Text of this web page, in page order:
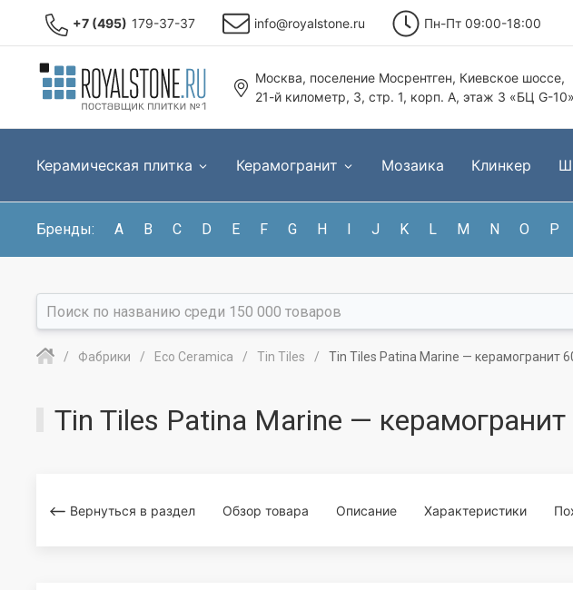
+7 (495) 179-37-37 info@royalstone.ru Пн-Пт 09:00-18:00
Москва, поселение Мосрентген, Киевское шоссе,
21-й километр, 3, стр. 1, корп. А, этаж 3 «БЦ G-10»
Керамическая плитка Керамогранит Мозаика Клинкер
Бренды: A B C D E F G H I J K L M N O P
Фабрики Eco Ceramica Tin Tiles Tin Tiles Patina Marine — керамогранит
Tin Tiles Patina Marine —
Вернуться в раздел Обзор товара Описание Характеристики